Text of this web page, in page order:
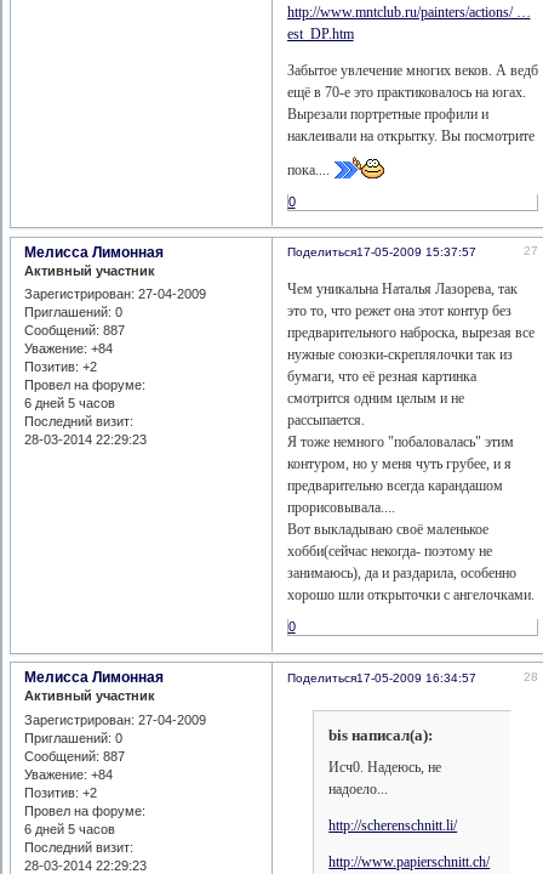
http://www.mntclub.ru/painters/actions/ …
est_DP.htm
Забытое увлечение многих веков. А ведб
ещё в 70-е это практиковалось на югах.
Вырезали портретные профили и
наклеивали на открытку. Вы посмотрите
пока....
0
Поделиться 27
17-05-2009 15:37:57
Мелисса Лимонная
Активный участник
Зарегистрирован: 27-04-2009
Приглашений: 0
Сообщений: 887
Уважение: +84
Позитив: +2
Провел на форуме:
6 дней 5 часов
Последний визит:
28-03-2014 22:29:23
Чем уникальна Наталья Лазорева, так
это то, что режет она этот контур без
предварительного наброска, вырезая все
нужные союзки-скреплялочки так из
бумаги, что её резная картинка
смотрится одним целым и не
рассыпается.
Я тоже немного "побаловалась" этим
контуром, но у меня чуть грубее, и я
предварительно всегда карандашом
прорисовывала....
Вот выкладываю своё маленькое
хобби(сейчас некогда- поэтому не
занимаюсь), да и раздарила, особенно
хорошо шли открыточки с ангелочками.
0
Поделиться 28
17-05-2009 16:34:57
Мелисса Лимонная
Активный участник
Зарегистрирован: 27-04-2009
Приглашений: 0
Сообщений: 887
Уважение: +84
Позитив: +2
Провел на форуме:
6 дней 5 часов
Последний визит:
28-03-2014 22:29:23
bis написал(а):
Исч0. Надеюсь, не
надоело...
http://scherenschnitt.li/
http://www.papierschnitt.ch/